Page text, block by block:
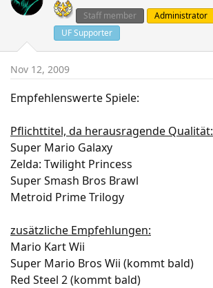
Staff member Administrator
UF Supporter
Nov 12, 2009
Empfehlenswerte Spiele:
Pflichttitel, da herausragende Qualität:
Super Mario Galaxy
Zelda: Twilight Princess
Super Smash Bros Brawl
Metroid Prime Trilogy
zusätzliche Empfehlungen:
Mario Kart Wii
Super Mario Bros Wii (kommt bald)
Red Steel 2 (kommt bald)